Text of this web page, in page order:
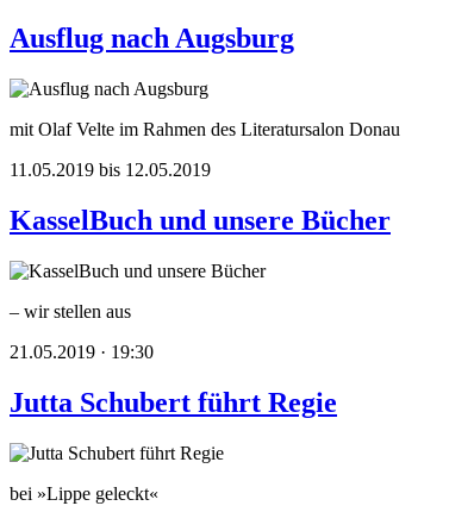
Ausflug nach Augsburg
mit Olaf Velte im Rahmen des Literatursalon Donau
11.05.2019 bis 12.05.2019
KasselBuch und unsere Bücher
– wir stellen aus
21.05.2019 · 19:30
Jutta Schubert führt Regie
bei »Lippe geleckt«